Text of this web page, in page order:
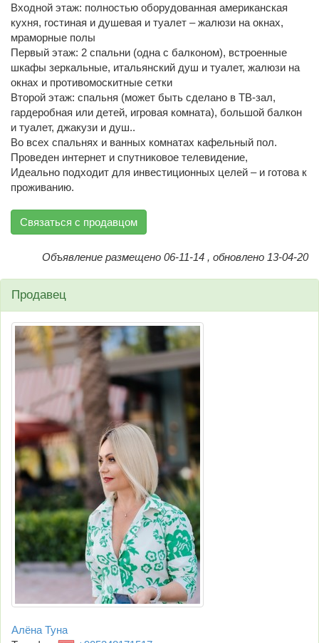
Входной этаж: полностью оборудованная американская
кухня, гостиная и душевая и туалет – жалюзи на окнах,
мраморные полы
Первый этаж: 2 спальни (одна с балконом), встроенные
шкафы зеркальные, итальянский душ и туалет, жалюзи на
окнах и противомоскитные сетки
Второй этаж: спальня (может быть сделано в ТВ-зал,
гардеробная или детей, игровая комната), большой балкон
и туалет, джакузи и душ..
Во всех спальнях и ванных комнатах кафельный пол.
Проведен интернет и спутниковое телевидение,
Идеально подходит для инвестиционных целей – и готова к
проживанию.
Связаться с продавцом
Объявление размещено 06-11-14 , обновлено 13-04-20
Продавец
Алёна Туна